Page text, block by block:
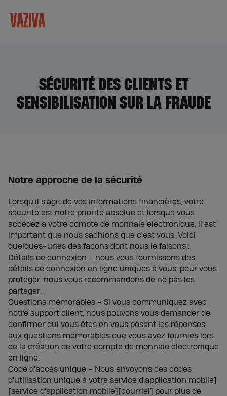
SÉCURITÉ DES CLIENTS ET
SENSIBILISATION SUR LA FRAUDE
Notre approche de la sécurité
Lorsqu'il s'agit de vos informations financières, votre
sécurité est notre priorité absolue et lorsque vous
accédez à votre compte de monnaie électronique, il est
important que nous sachions que c'est vous. Voici
quelques-unes des façons dont nous le faisons :
Détails de connexion - nous vous fournissons des
détails de connexion en ligne uniques à vous, pour vous
protéger, nous vous recommandons de ne pas les
partager.
Questions mémorables - Si vous communiquez avec
notre support client, nous pouvons vous demander de
confirmer qui vous êtes en vous posant les réponses
aux questions mémorables que vous avez fournies lors
de la création de votre compte de monnaie électronique
en ligne.
Code d'accès unique - Nous envoyons ces codes
d'utilisation unique à votre service d'application mobile]
[service d'application mobile][courriel] pour plus de